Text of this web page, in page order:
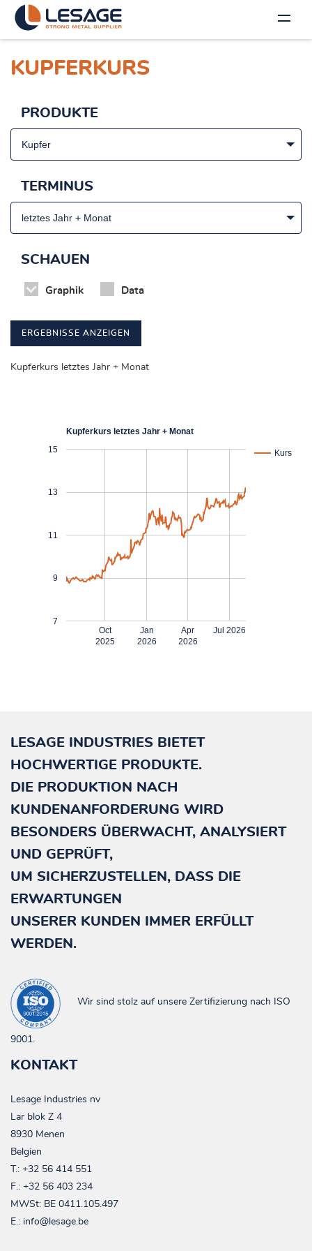
KUPFERKURS
PRODUKTE
Kupfer
TERMINUS
letztes Jahr + Monat
SCHAUEN
Graphik Data
ERGEBNISSE ANZEIGEN
Kupferkurs letztes Jahr + Monat
Kupferkurs letztes Jahr + Monat
Kurs
Oct
2025
Jan
2026
Apr
2026
Jul 2026
7
9
11
13
15
LESAGE INDUSTRIES BIETET
HOCHWERTIGE PRODUKTE.
DIE PRODUKTION NACH
KUNDENANFORDERUNG WIRD
BESONDERS ÜBERWACHT, ANALYSIERT
UND GEPRÜFT,
UM SICHERZUSTELLEN, DASS DIE
ERWARTUNGEN
UNSERER KUNDEN IMMER ERFÜLLT
WERDEN.
Wir sind stolz auf unsere Zertifizierung nach ISO
9001.
KONTAKT
Lesage Industries nv
Lar blok Z 4
8930 Menen
Belgien
T.: +32 56 414 551
F.: +32 56 403 234
MWSt: BE 0411.105.497
E.: info@lesage.be